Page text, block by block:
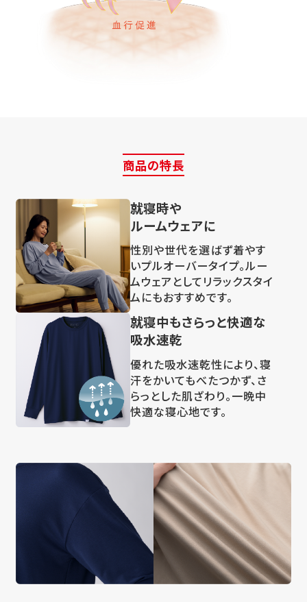
商品の特長
就寝時や
ルームウェアに
性別や世代を選ばず着やす
いプルオーバータイプ。ルー
ムウェアとしてリラックスタイ
ムにもおすすめです。
就寝中もさらっと快適な
吸水速乾
優れた吸水速乾性により、寝
汗をかいてもべたつかず、さ
らっとした肌ざわり。一晩中
快適な寝心地です。